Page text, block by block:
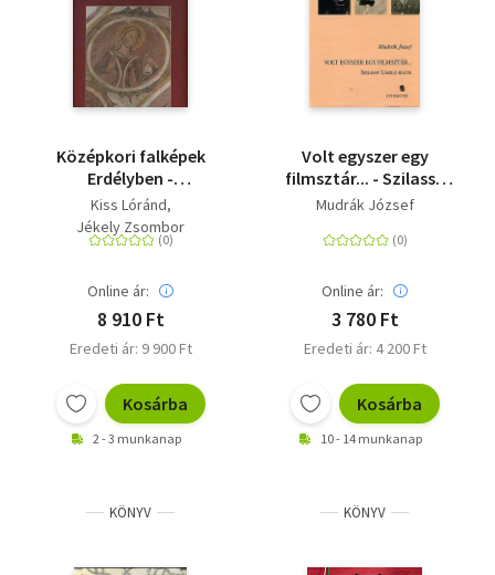
Középkori falképek
Erdélyben -
Értékmentés a Teleki
László Alapítvány
támogatásával
Kiss Lóránd
Jékely Zsombor
Online ár:
8 910 Ft
Eredeti ár: 9 900 Ft
Kosárba
2 - 3 munkanap
Volt egyszer egy
filmsztár... - Szilassy
László élete
Mudrák József
Online ár:
3 780 Ft
Eredeti ár: 4 200 Ft
Kosárba
10 - 14 munkanap
KÖNYV KÖNYV